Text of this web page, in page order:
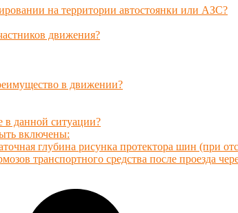
на территории автостоянки или АЗС?
движения?
в движении?
данной ситуации?
включены:
глубина рисунка протектора шин (при
транспортного средства после проезда